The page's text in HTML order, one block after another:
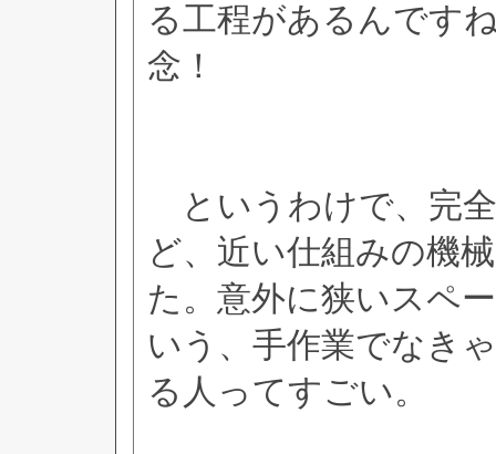
る工程があるんです
念！
というわけで、完
ど、近い仕組みの機
た。意外に狭いスペ
いう、手作業でなき
る人ってすごい。